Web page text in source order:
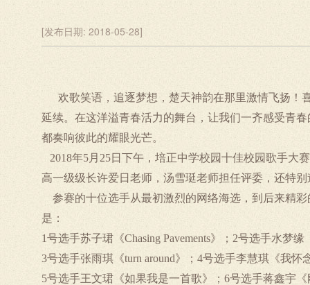
[发布日期: 2018-05-28]
欢歌笑语，追逐梦想，楚天神韵在那里激情飞扬！
延续。在这洋溢青春活力的舞台，让我们一齐感受青
都奏响彼此的耀眼光芒。
2018年5月 25日下午，培正中学校园十佳校园歌手大
高一级级长许爱日老师，汤雪珽老师担任评委，还特
参赛的十位选手从最初激烈的网络海选，到后来精
是：
1号选手苏子珺《Chasing Pavements》； 2号选手水梦缘
3号选手张雨琪《turn around》； 4号选手李慧琪《我怀
5号选手王文珺《如果我是一首歌》； 6号选手蒋鑫宇